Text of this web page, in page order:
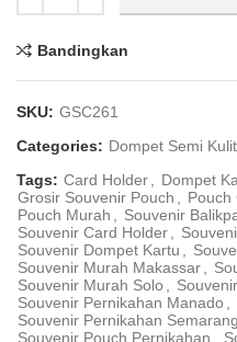
Bandingkan
SKU: GSC261
Categories: Dompet Semi Kulit
Tags: Card Holder, Dompet
Grosir Souvenir Pouch , Pouch
Pouch Murah , Souvenir
Souvenir Card Holder,
Souvenir Dompet Kartu ,
Souvenir Murah Makassar,
Souvenir Murah Solo ,
Souvenir Pernikahan Manado ,
Souvenir Pernikahan Semarang
Souvenir Pouch Pernikahan ,